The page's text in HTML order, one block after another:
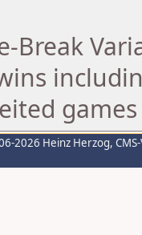
Break
2026 Heinz Herzog,